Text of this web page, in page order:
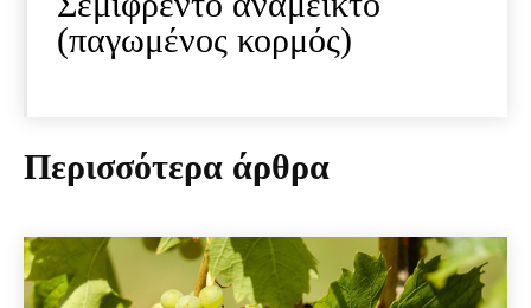
(παγωμένος κορμός)
Περισσότερα άρθρα